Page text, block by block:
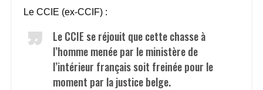
Le CCIE (ex-CCIF) :
Le CCIE se réjouit que cette chasse à
l’homme menée par le ministère de
l’intérieur français soit freinée pour le
moment par la justice belge.